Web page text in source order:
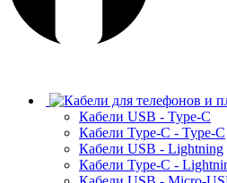
Кабели USB - Type-C
Кабели Type-C - Type-C
Кабели USB - Lightning
Кабели Type-C -